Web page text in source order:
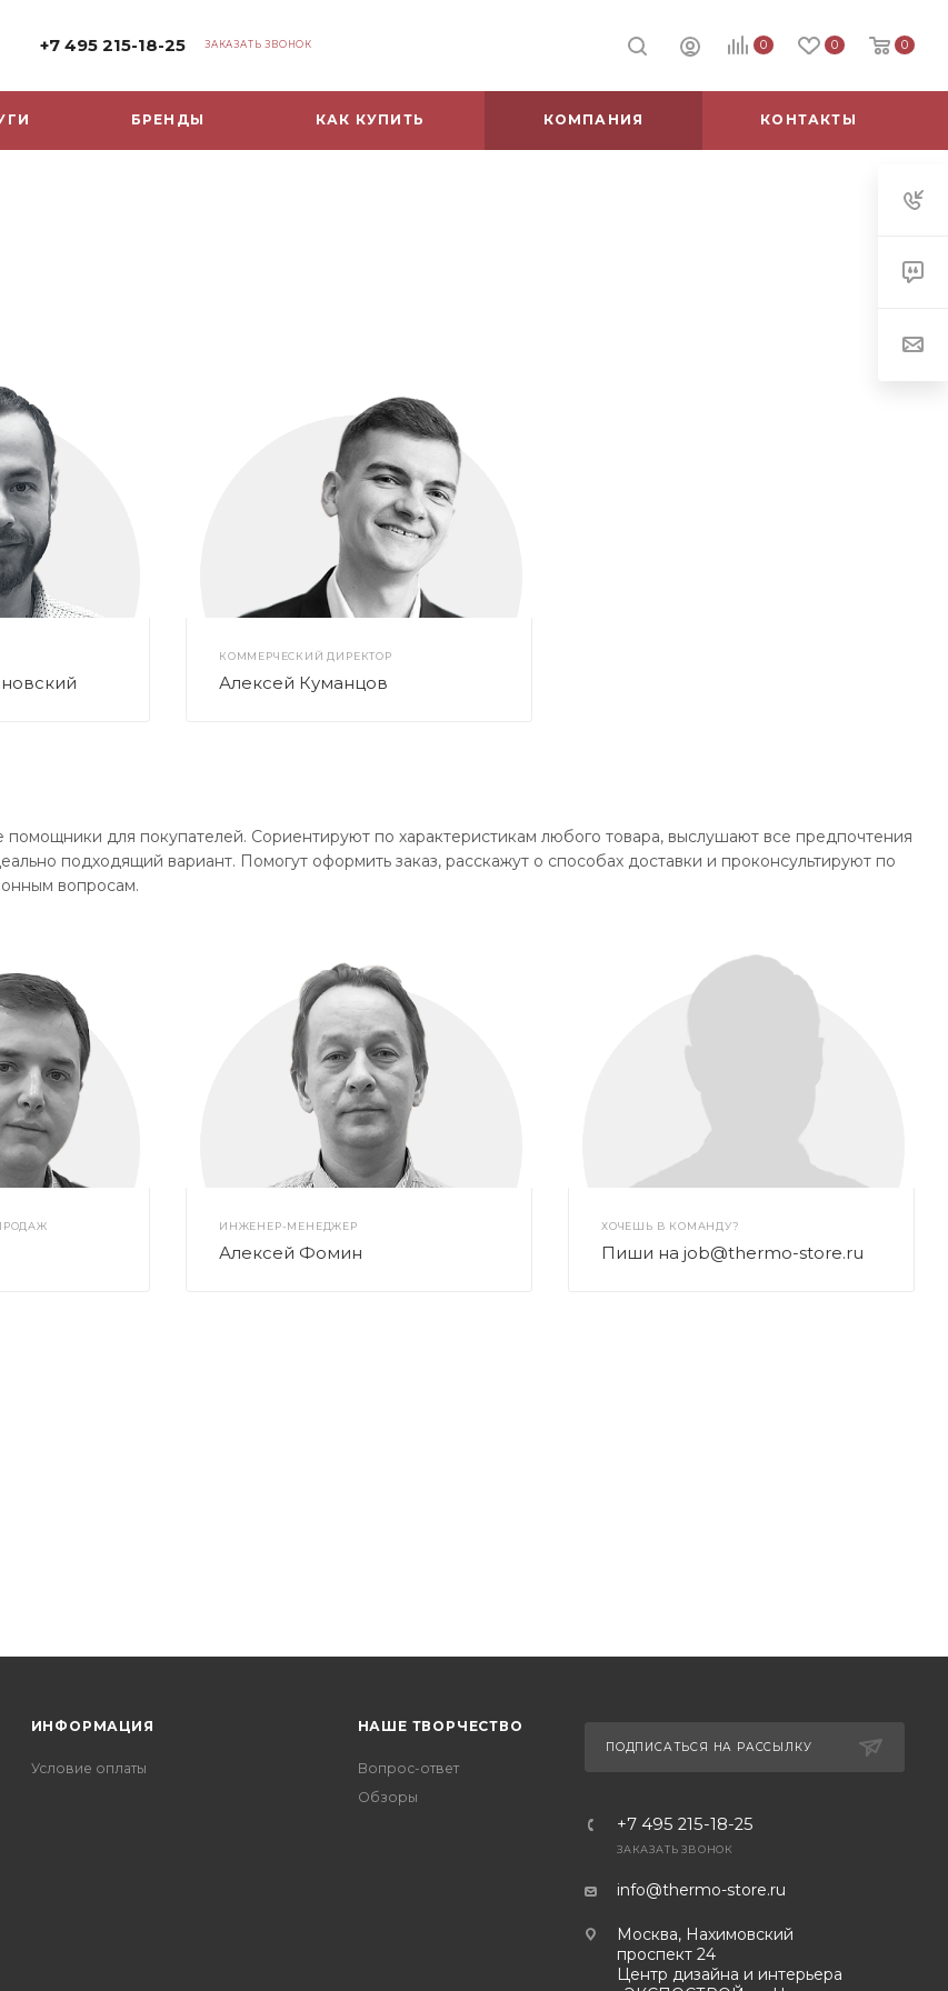
+7 495 215-18-25 ЗАКАЗАТЬ ЗВОНОК 0 0 0
БРЕНДЫ КАК КУПИТЬ КОМПАНИЯ КОНТАКТЫ
КОММЕРЧЕСКИЙ ДИРЕКТОР
Алексей Куманцов
для покупателей. Сориентируют по характеристикам любого товара, выслушают все предпочтения
подходящий вариант. Помогут оформить заказ, расскажут о способах доставки и проконсультируют по
вопросам.
ИНЖЕНЕР-МЕНЕДЖЕР
Алексей Фомин
ХОЧЕШЬ В КОМАНДУ?
Пиши на job@thermo-store.ru
ИНФОРМАЦИЯ
Условие оплаты
НАШЕ ТВОРЧЕСТВО
Вопрос-ответ
Обзоры
ПОДПИСАТЬСЯ НА РАССЫЛКУ
+7 495 215-18-25
ЗАКАЗАТЬ ЗВОНОК
info@thermo-store.ru
Москва, Нахимовский
проспект 24
Центр дизайна и интерьера